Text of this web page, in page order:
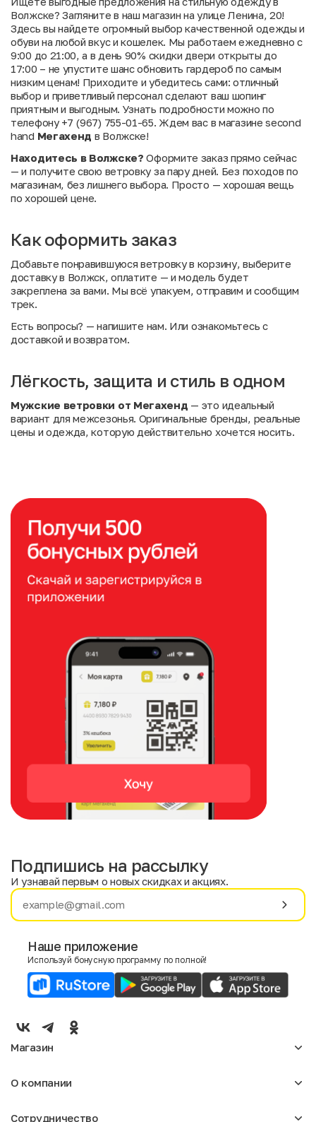
Волжске? Загляните в наш магазин на улице Ленина, 20!
Здесь вы найдете огромный выбор качественной одежды и
обуви на любой вкус и кошелек. Мы работаем ежедневно с
9:00 до 21:00, а в день 90% скидки двери открыты до
17:00 – не упустите шанс обновить гардероб по самым
низким ценам! Приходите и убедитесь сами: отличный
выбор и приветливый персонал сделают ваш шопинг
приятным и выгодным. Узнать подробности можно по
телефону +7 (967) 755-01-65. Ждем вас в магазине second
hand Мегахенд в Волжске!
Находитесь в Волжске? Оформите заказ прямо сейчас
— и получите свою ветровку за пару дней. Без походов по
магазинам, без лишнего выбора. Просто — хорошая вещь
по хорошей цене.
Как оформить заказ
Добавьте понравившуюся ветровку в корзину, выберите
доставку в Волжск, оплатите — и модель будет
закреплена за вами. Мы всё упакуем, отправим и сообщим
трек.
Есть вопросы? — напишите нам. Или ознакомьтесь с
доставкой и возвратом.
Лёгкость, защита и стиль в одном
Мужские ветровки от Мегахенд — это идеальный
вариант для межсезонья. Оригинальные бренды, реальные
цены и одежда, которую действительно хочется носить.
Имя
E-mail
Мужской
Подпишись на рассылку
И узнавай первым о новых скидках и акциях.
Наше приложение
Используй бонусную программу по полной!
Магазин
Мужское
О компании
Сотрудничество